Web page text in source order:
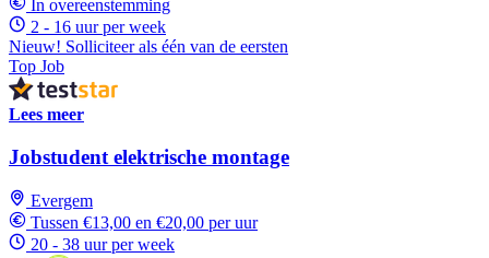
In overeenstemming
2 - 16 uur per week
Nieuw! Solliciteer als één van de eersten
Top Job
Lees meer
Jobstudent elektrische montage
Evergem
Tussen €13,00 en €20,00 per uur
20 - 38 uur per week